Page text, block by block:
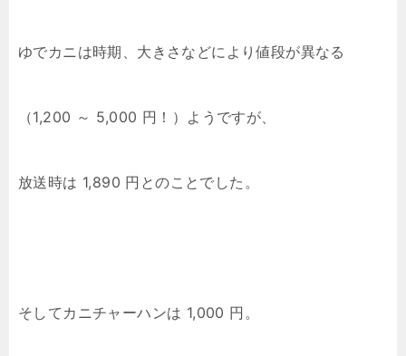
ゆでカニは時期、大きさなどにより値段が異なる
（1,200 ～ 5,000 円！）ようですが、
放送時は 1,890 円とのことでした。
そしてカニチャーハンは 1,000 円。